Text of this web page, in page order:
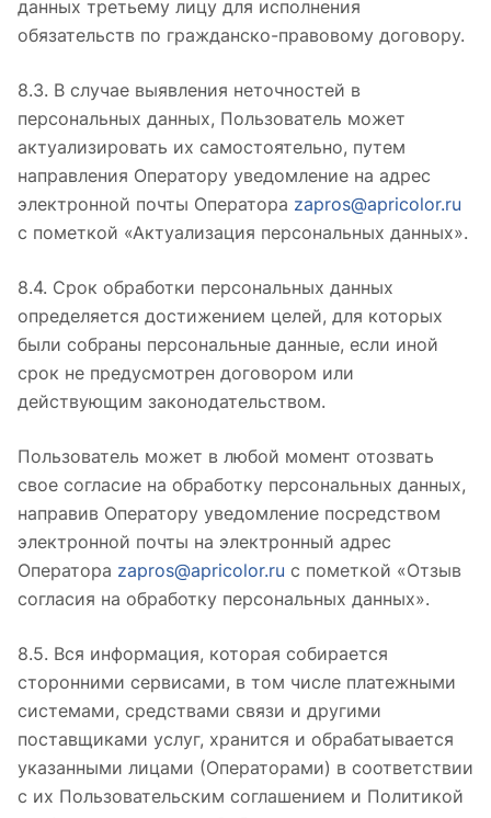
данных третьему лицу для исполнения
обязательств по гражданско-правовому договору.
8.3. В случае выявления неточностей в
персональных данных, Пользователь может
актуализировать их самостоятельно, путем
направления Оператору уведомление на адрес
электронной почты Оператора zapros@apricolor.ru
с пометкой «Актуализация персональных данных».
8.4. Срок обработки персональных данных
определяется достижением целей, для которых
были собраны персональные данные, если иной
срок не предусмотрен договором или
действующим законодательством.
Пользователь может в любой момент отозвать
свое согласие на обработку персональных данных,
направив Оператору уведомление посредством
электронной почты на электронный адрес
Оператора zapros@apricolor.ru с пометкой «Отзыв
согласия на обработку персональных данных».
8.5. Вся информация, которая собирается
сторонними сервисами, в том числе платежными
системами, средствами связи и другими
поставщиками услуг, хранится и обрабатывается
указанными лицами (Операторами) в соответствии
с их Пользовательским соглашением и Политикой